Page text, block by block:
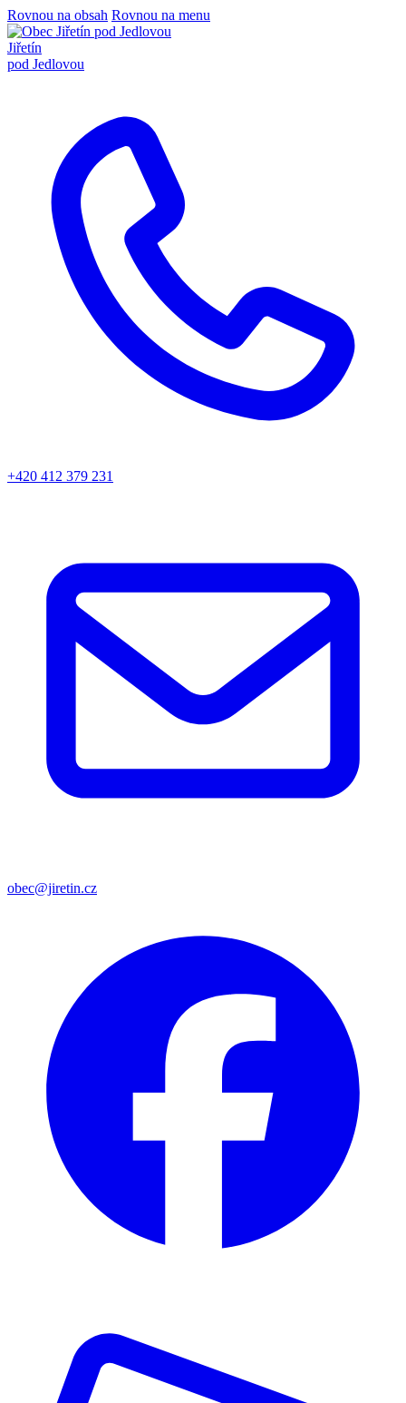
Rovnou na obsah Rovnou na menu
Jiřetín
pod Jedlovou
+420 412 379 231
obec@jiretin.cz